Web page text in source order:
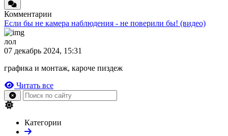
Комментарии
Если бы не камера наблюдения - не поверили бы! (видео)
лол
07 декабрь 2024, 15:31
графика и монтаж, кароче пиздеж
Читать все
Категории